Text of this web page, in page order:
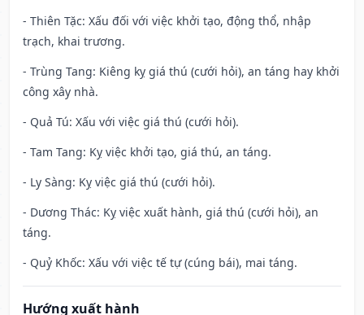
- Thiên Tặc: Xấu đối với việc khởi tạo, động thổ, nhập
trạch, khai trương.
- Trùng Tang: Kiêng kỵ giá thú (cưới hỏi), an táng hay khởi
công xây nhà.
- Quả Tú: Xấu với việc giá thú (cưới hỏi).
- Tam Tang: Kỵ việc khởi tạo, giá thú, an táng.
- Ly Sàng: Kỵ việc giá thú (cưới hỏi).
- Dương Thác: Kỵ việc xuất hành, giá thú (cưới hỏi), an
táng.
- Quỷ Khốc: Xấu với việc tế tự (cúng bái), mai táng.
Hướng xuất hành